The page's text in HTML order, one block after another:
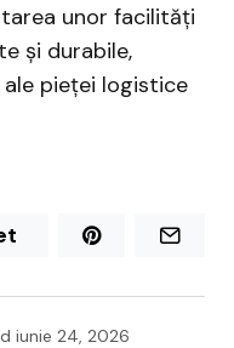
unor facilități
și durabile,
pieței logistice
iunie 24, 2026